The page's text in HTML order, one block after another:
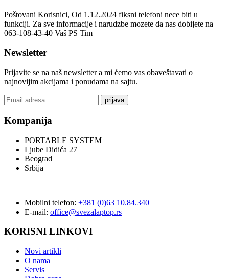
Poštovani Korisnici, Od 1.12.2024 fiksni telefoni nece biti u
funkciji. Za sve informacije i narudzbe mozete da nas dobijete na
063-108-43-40 Vaš PS Tim
Newsletter
Prijavite se na naš newsletter a mi ćemo vas obaveštavati o
najnovijim akcijama i ponudama na sajtu.
prijava
Kompanija
PORTABLE SYSTEM
Ljube Didića 27
Beograd
Srbija
Mobilni telefon: +381 (0)63 10.84.340
E-mail: office@svezalaptop.rs
KORISNI LINKOVI
Novi artikli
O nama
Servis